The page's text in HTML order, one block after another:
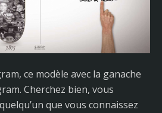
ce modèle avec la ganache
Cherchez bien, vous
que vous connaissez